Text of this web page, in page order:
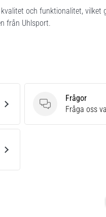
och funktionalitet,
från Uhlsport.
Frågor
Frågor
Fråga oss